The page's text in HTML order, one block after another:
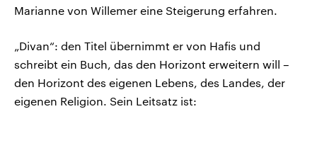
Marianne von Willemer eine Steigerung erfahren.
„Divan“: den Titel übernimmt er von Hafis und
schreibt ein Buch, das den Horizont erweitern will –
den Horizont des eigenen Lebens, des Landes, der
eigenen Religion. Sein Leitsatz ist: